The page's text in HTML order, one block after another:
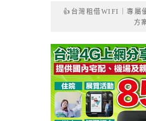
👍台灣租借WIFI｜專屬
方